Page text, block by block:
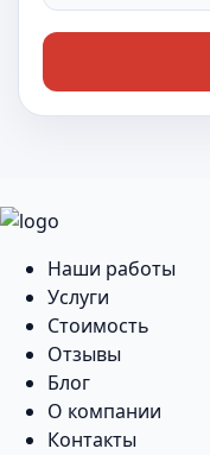
Наши работы
Услуги
Стоимость
Отзывы
Блог
О компании
Контакты